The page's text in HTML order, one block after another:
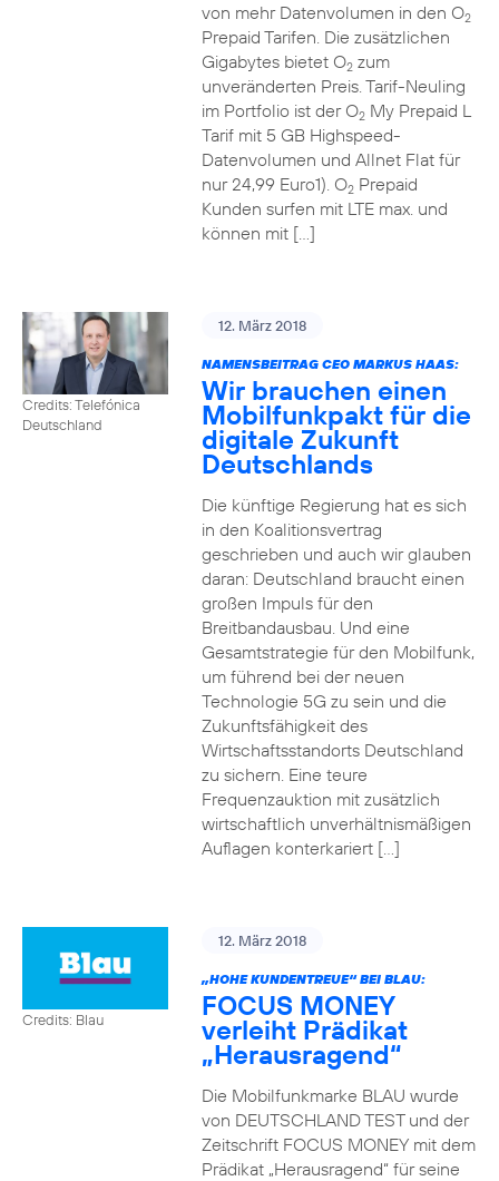
von mehr Datenvolumen in den O2
Prepaid Tarifen. Die zusätzlichen
Gigabytes bietet O2zum
unveränderten Preis. Tarif-Neuling
im Portfolio ist der O2My Prepaid L
Tarif mit 5 GB Highspeed-
Datenvolumen und Allnet Flat für
nur 24,99 Euro1). O2Prepaid
Kunden surfen mit LTE max. und
können mit […]
Credits: Telefónica
Deutschland
12. März 2018
NAMENSBEITRAG CEO MARKUS HAAS:
Wir brauchen einen
Mobilfunkpakt für die
digitale Zukunft
Deutschlands
Die künftige Regierung hat es sich
in den Koalitionsvertrag
geschrieben und auch wir glauben
daran: Deutschland braucht einen
großen Impuls für den
Breitbandausbau. Und eine
Gesamtstrategie für den Mobilfunk,
um führend bei der neuen
Technologie 5G zu sein und die
Zukunftsfähigkeit des
Wirtschaftsstandorts Deutschland
zu sichern. Eine teure
Frequenzauktion mit zusätzlich
wirtschaftlich unverhältnismäßigen
Auflagen konterkariert […]
Credits: Blau
12. März 2018
„HOHE KUNDENTREUE“ BEI BLAU:
FOCUS MONEY
verleiht Prädikat
„Herausragend“
Die Mobilfunkmarke BLAU wurde
von DEUTSCHLAND TEST und der
Zeitschrift FOCUS MONEY mit dem
Prädikat „Herausragend“ für seine